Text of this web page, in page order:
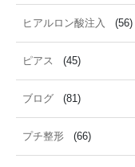
ヒアルロン酸注入 (56)
ピアス (45)
ブログ (81)
プチ整形 (66)